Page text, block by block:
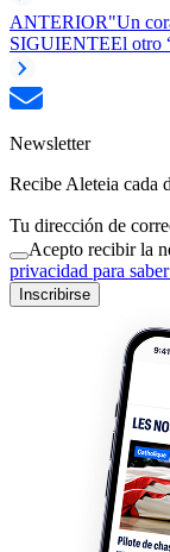
ANTERIOR"Un
SIGUIENTEEl otro
Newsletter
Recibe Aleteia cada
Tu dirección de
Acepto recibir la
privacidad para
Inscribirse